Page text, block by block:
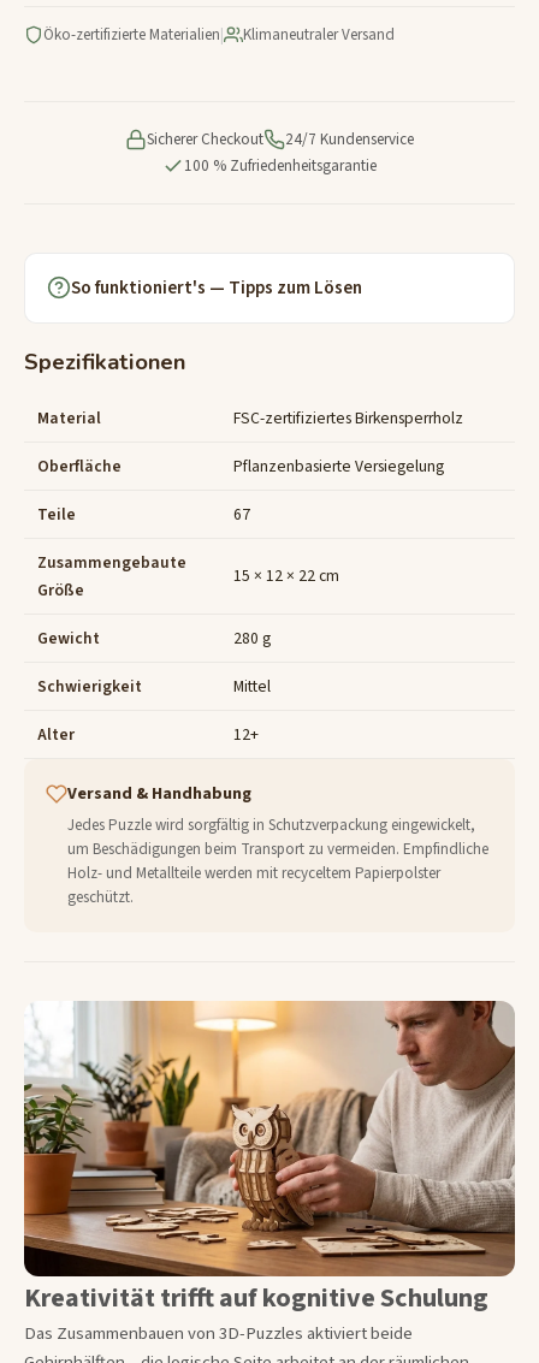
Öko-zertifizierte Materialien| Klimaneutraler Versand
Sicherer Checkout
24/7 Kundenservice
100 % Zufriedenheitsgarantie
So funktioniert's — Tipps zum Lösen
Spezifikationen
Material FSC-zertifiziertes Birkensperrholz
Oberfläche Pflanzenbasierte Versiegelung
Teile 67
Zusammengebaute
Größe
15 × 12 × 22 cm
Gewicht 280 g
Schwierigkeit Mittel
Alter 12+
Versand & Handhabung
Jedes Puzzle wird sorgfältig in Schutzverpackung eingewickelt,
um Beschädigungen beim Transport zu vermeiden. Empfindliche
Holz- und Metallteile werden mit recyceltem Papierpolster
geschützt.
Kreativität trifft auf kognitive Schulung
Das Zusammenbauen von 3D-Puzzles aktiviert beide